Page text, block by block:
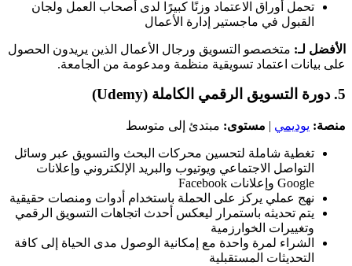
تحمل أوراق الاعتماد وزنًا كبيرًا لدى أصحاب العمل ولجان
القبول في ماجستير إدارة الأعمال
الأفضل لـ: متخصصو التسويق ورجال الأعمال الذين يريدون الحصول
على بيانات اعتماد تسويقية منظمة ومدعومة من الجامعة.
5. دورة التسويق الرقمي الكاملة (Udemy)
منصة: يوديمي | مستوى: مبتدئ إلى متوسط
تغطية شاملة لتحسين محركات البحث والتسويق عبر وسائل
التواصل الاجتماعي ويوتيوب والبريد الإلكتروني وإعلانات
Google وإعلانات Facebook
نهج عملي يركز على الحملة باستخدام أدوات ومنصات حقيقية
يتم تحديثه باستمرار ليعكس أحدث اتجاهات التسويق الرقمي
وتغييرات الخوارزمية
الشراء لمرة واحدة مع إمكانية الوصول مدى الحياة إلى كافة
التحديثات المستقبلية